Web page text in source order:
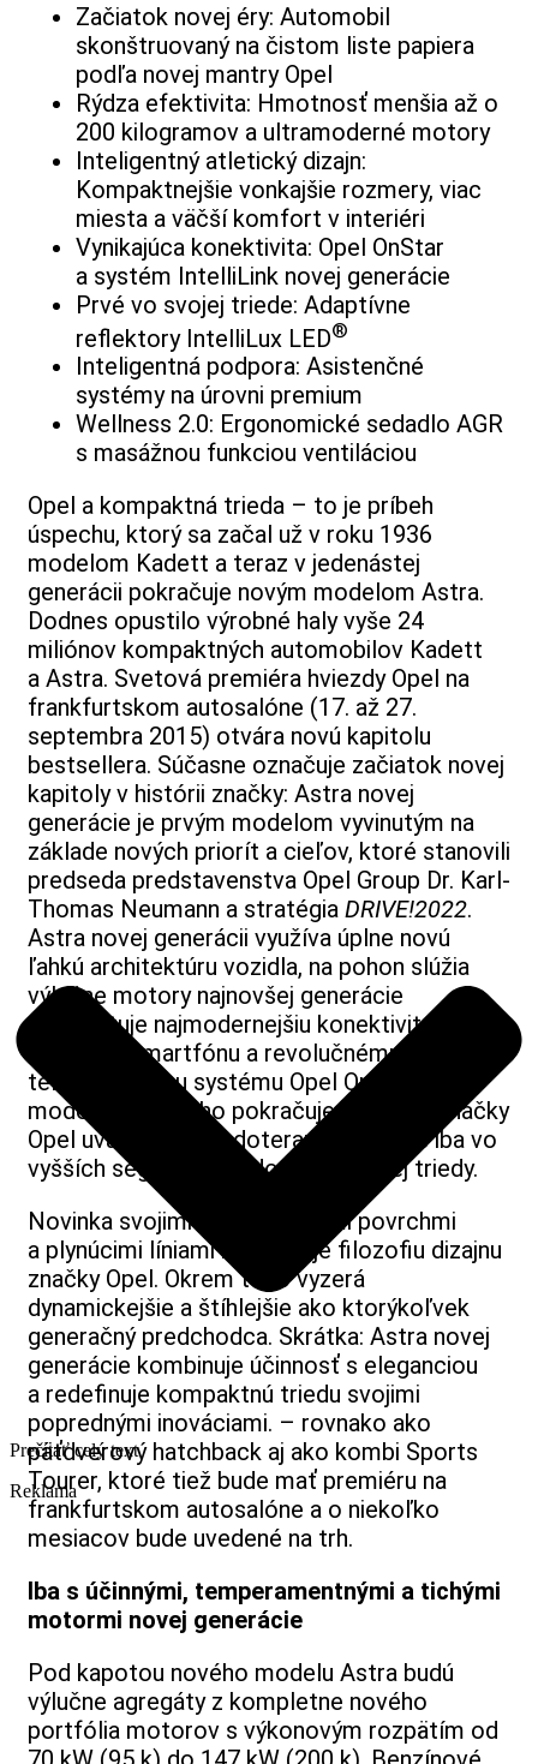
Začiatok novej éry: Automobil
skonštruovaný na čistom liste papiera
podľa novej mantry Opel
Rýdza efektivita: Hmotnosť menšia až o
200 kilogramov a ultramoderné motory
Inteligentný atletický dizajn:
Kompaktnejšie vonkajšie rozmery, viac
miesta a väčší komfort v interiéri
Vynikajúca konektivita: Opel OnStar
a systém IntelliLink novej generácie
Prvé vo svojej triede: Adaptívne
reflektory IntelliLux LED®
Inteligentná podpora: Asistenčné
systémy na úrovni premium
Wellness 2.0: Ergonomické sedadlo AGR
s masážnou funkciou ventiláciou
Opel a kompaktná trieda – to je príbeh
úspechu, ktorý sa začal už v roku 1936
modelom Kadett a teraz v jedenástej
generácii pokračuje novým modelom Astra.
Dodnes opustilo výrobné haly vyše 24
miliónov kompaktných automobilov Kadett
a Astra. Svetová premiéra hviezdy Opel na
frankfurtskom autosalóne (17. až 27.
septembra 2015) otvára novú kapitolu
bestsellera. Súčasne označuje začiatok novej
kapitoly v histórii značky: Astra novej
generácie je prvým modelom vyvinutým na
základe nových priorít a cieľov, ktoré stanovili
predseda predstavenstva Opel Group Dr. Karl-
Thomas Neumann a stratégia DRIVE!2022.
Astra novej generácii využíva úplne novú
ľahkú architektúru vozidla, na pohon slúžia
výlučne motory najnovšej generácie
a poskytuje najmodernejšiu konektivitu vďaka
integrácii smartfónu a revolučnému
telematickému systému Opel OnStar. Nový
model okrem toho pokračuje v tradícii značky
Opel uvádzať prvky doteraz používané iba vo
vyšších segmentoch do kompaktnej triedy.
Novinka svojimi modelovanými povrchmi
a plynúcimi líniami zhmotňuje filozofiu dizajnu
značky Opel. Okrem toho vyzerá
dynamickejšie a štíhlejšie ako ktorýkoľvek
generačný predchodca. Skrátka: Astra novej
generácie kombinuje účinnosť s eleganciou
a redefinuje kompaktnú triedu svojimi
poprednými inováciami. – rovnako ako
päťdverový hatchback aj ako kombi Sports
Tourer, ktoré tiež bude mať premiéru na
frankfurtskom autosalóne a o niekoľko
mesiacov bude uvedené na trh.
Iba s účinnými, temperamentnými a tichými
motormi novej generácie
Pod kapotou nového modelu Astra budú
výlučne agregáty z kompletne nového
portfólia motorov s výkonovým rozpätím od
Prečítať celý text
Reklama